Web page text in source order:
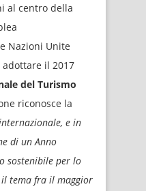
al centro della
Nazioni Unite
adottare il 2017
del Turismo
riconosce la
e in
di un Anno
sostenibile per lo
tema fra il maggior